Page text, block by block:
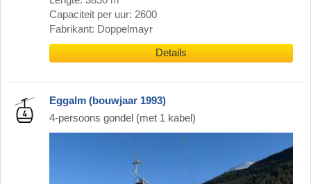
Capaciteit per uur: 2600
Fabrikant: Doppelmayr
Details
Eggalm (bouwjaar 1993)
4-persoons gondel (met 1 kabel)